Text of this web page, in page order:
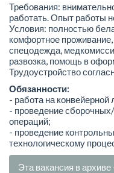
Требования:
работать. Опыт работы
Условия: полностью
комфортное
спецодежда,
развозка, помощь в
Трудоустройство
Обязанности:
- работа на конвейерной
- проведение
операций;
- проведение
технологическому
Эта вакансия в архиве